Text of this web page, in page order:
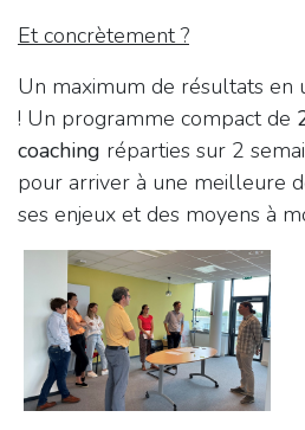
Et concrètement ?
Un maximum de résultats en
! Un programme compact de
coaching réparties sur 2
pour arriver à une meilleure
ses enjeux et des moyens à